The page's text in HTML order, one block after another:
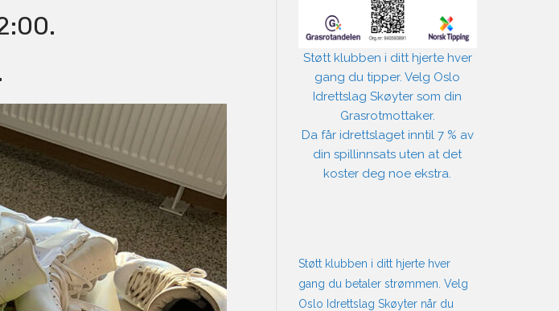
Støtt klubben i ditt hjerte hver
gang du tipper. Velg Oslo
Idrettslag Skøyter som din
Grasrotmottaker.
Da får idrettslaget inntil 7 % av
din spillinnsats uten at det
koster deg noe ekstra.
Støtt klubben i ditt hjerte hver
gang du betaler strømmen. Velg
Oslo Idrettslag Skøyter når du